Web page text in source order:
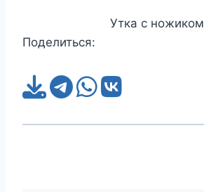
Утка с ножиком
Поделиться: